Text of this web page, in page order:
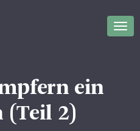
ein
(Teil 2)